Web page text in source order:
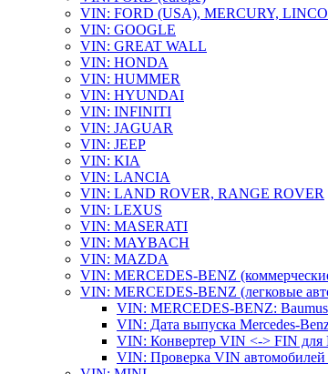
VIN: FORD (USA), MERCURY,
VIN: GOOGLE
VIN: GREAT WALL
VIN: HONDA
VIN: HUMMER
VIN: HYUNDAI
VIN: INFINITI
VIN: JAGUAR
VIN: JEEP
VIN: KIA
VIN: LANCIA
VIN: LAND ROVER, RANGE ROVER
VIN: LEXUS
VIN: MASERATI
VIN: MAYBACH
VIN: MAZDA
VIN: MERCEDES-BENZ
VIN: MERCEDES-BENZ (легковые
VIN: MERCEDES-BENZ:
VIN: Дата выпуска Mercedes-
VIN: Конвертер VIN <-> FIN для
VIN: Проверка VIN автомобилей